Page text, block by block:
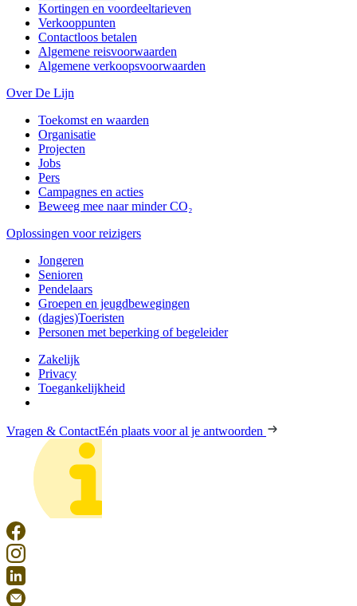
Kortingen en voordeeltarieven
Verkooppunten
Contactloos betalen
Algemene reisvoorwaarden
Algemene verkoopsvoorwaarden
Over De Lijn
Toekomst en waarden
Organisatie
Projecten
Jobs
Pers
Campagnes en acties
Beweeg mee naar minder CO₂
Oplossingen voor reizigers
Jongeren
Senioren
Pendelaars
Groepen en jeugdbewegingen
(dagjes)Toeristen
Personen met beperking of begeleider
Zakelijk
Privacy
Toegankelijkheid
Vragen & ContactEén plaats voor al je antwoorden